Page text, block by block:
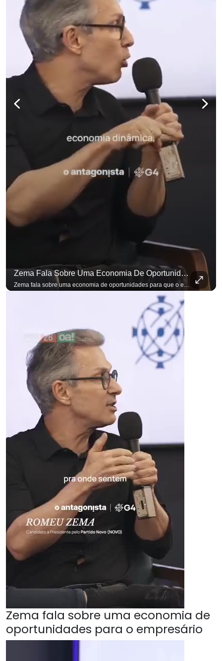
Zema Fala Sobre Uma Economia De Oportunidades Para O Empresário
Zema fala sobre uma economia de oportunidades para que o empresário brasileiro não precise sair do país para manter o crescimento do seu negócio. A primeira Sabatina Presidencial em que as perguntas não vieram de assessores, partidos ou jornalistas. Vieram de uma pesquisa com empresários brasileiros. Imposto, juro, custo de contratar. Cada candidato frente a frente com quem move a economia do país. Se você busca informação com credibilidade, inscreva-se agora e ative o
para não perder nenhuma
Zema fala sobre uma economia de
oportunidades para o empresário